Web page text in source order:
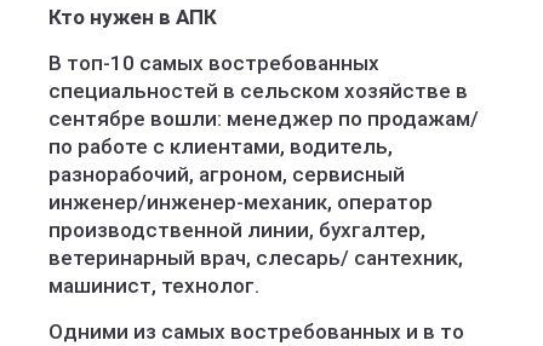
Кто нужен в АПК
В топ-10 самых востребованных
специальностей в сельском хозяйстве в
сентябре вошли: менеджер по продажам/
по работе с клиентами, водитель,
разнорабочий, агроном, сервисный
инженер/инженер-механик, оператор
производственной линии, бухгалтер,
ветеринарный врач, слесарь/ сантехник,
машинист, технолог.
Одними из самых востребованных и в то